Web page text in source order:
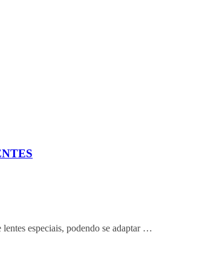
especiais, podendo se adaptar …